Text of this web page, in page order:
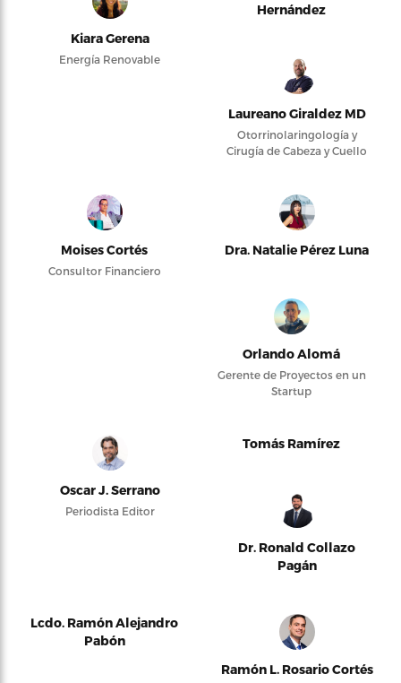
Kiara Gerena
Energía Renovable
Hernández
Laureano Giraldez MD
Otorrinolaringología y
Cirugía de Cabeza y Cuello
Moises Cortés
Consultor Financiero
Dra. Natalie Pérez Luna
Orlando Alomá
Gerente de Proyectos en un
Startup
Oscar J. Serrano
Periodista Editor
Tomás Ramírez
Dr. Ronald Collazo
Pagán
Lcdo. Ramón Alejandro
Pabón
Ramón L. Rosario Cortés